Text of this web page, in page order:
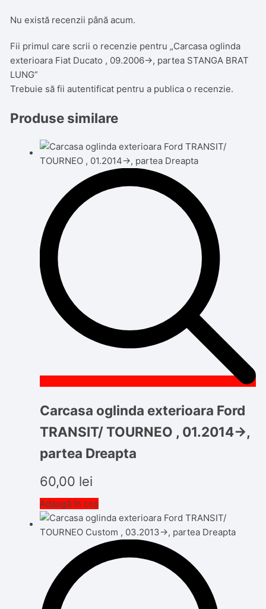
Nu există recenzii până acum.
Fii primul care scrii o recenzie pentru „Carcasa oglinda
exterioara Fiat Ducato , 09.2006->, partea STANGA BRAT
LUNG”
Trebuie să fiiautentificat pentru a publica o recenzie.
Produse similare
Carcasa oglinda exterioara Ford
TRANSIT/ TOURNEO , 01.2014->,
partea Dreapta
60,00 lei
Adaugă în coș